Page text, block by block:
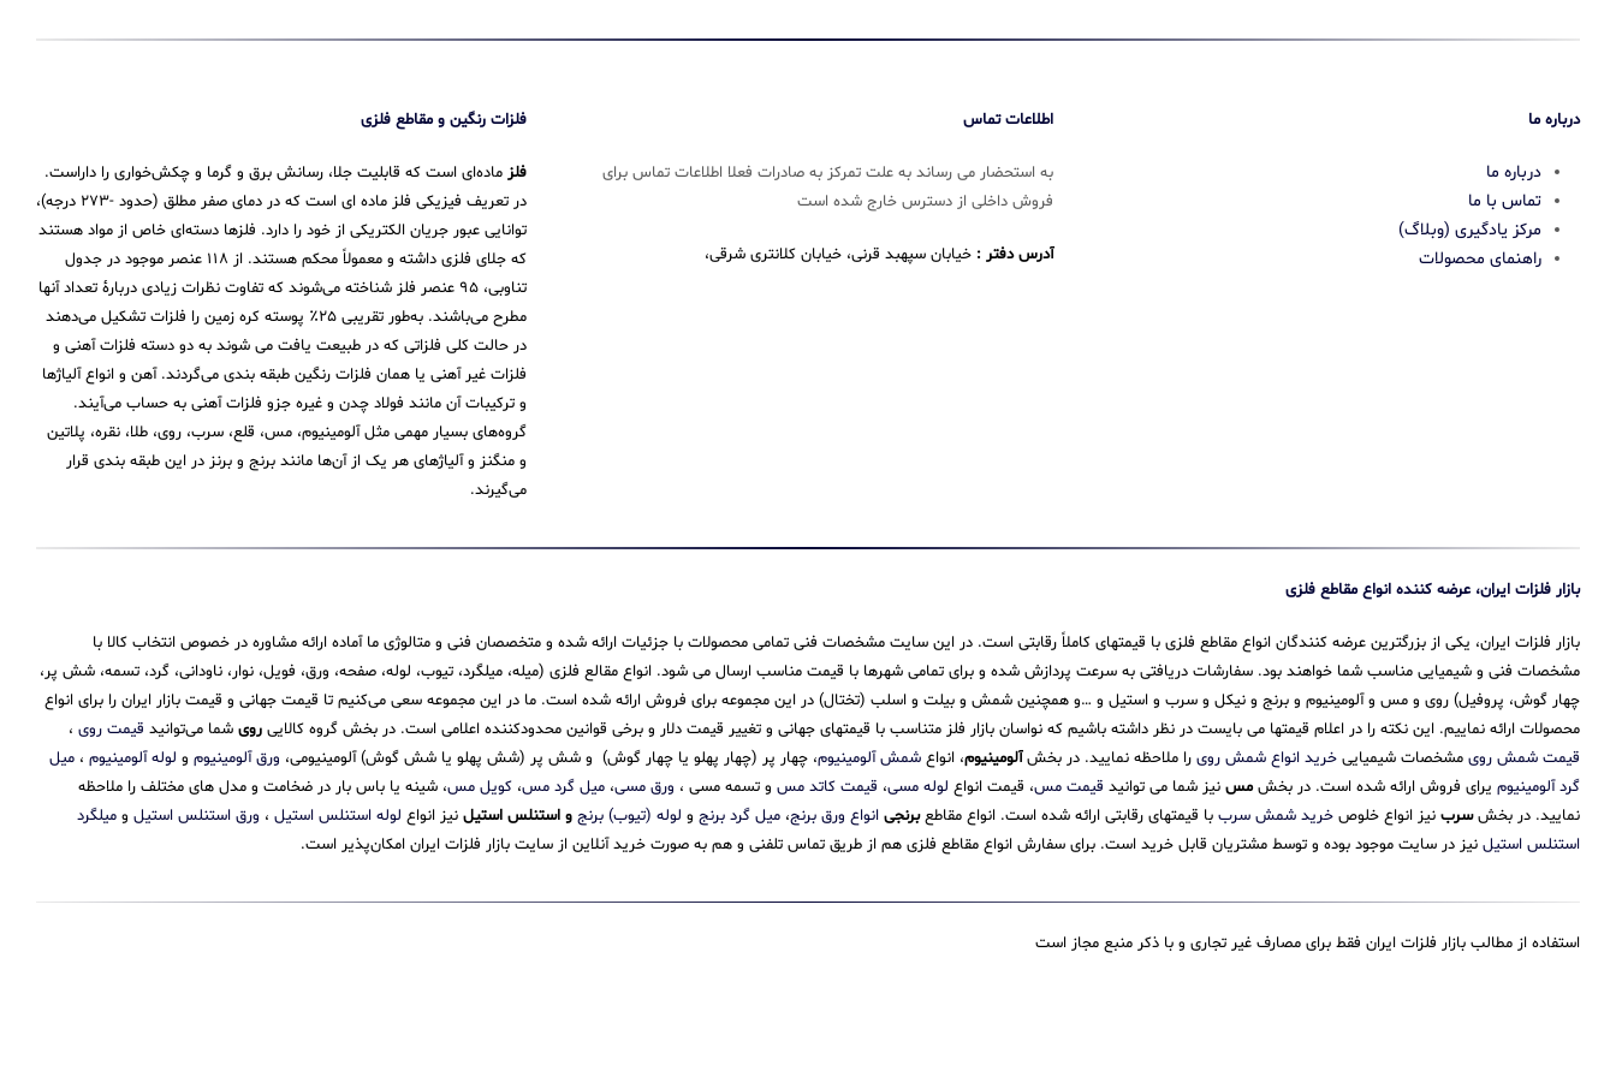
درباره ما
درباره ما
تماس با ما
مرکز یادگیری (وبلاگ)
راهنمای محصولات
اطلاعات تماس
به استحضار می رساند به علت تمرکز به صادرات فعلا اطلاعات تماس برای
فروش داخلی از دسترس خارج شده است
آدرس دفتر : خیابان سپهبد قرنی، خیابان کلانتری شرقی،
فلزات رنگین و مقاطع فلزی
فلز ماده‌ای است که قابلیت جلا، رسانش برق و گرما و چکش‌خواری را داراست.
در تعریف فیزیکی فلز ماده ای است که در دمای صفر مطلق (حدود -۲۷۳ درجه)،
توانایی عبور جریان الکتریکی از خود را دارد. فلزها دسته‌ای خاص از مواد هستند
که جلای فلزی داشته و معمولاً محکم هستند. از ۱۱۸ عنصر موجود در جدول
تناوبی، ۹۵ عنصر فلز شناخته می‌شوند که تفاوت نظرات زیادی دربارهٔ تعداد آنها
مطرح می‌باشند. به‌طور تقریبی ۲۵٪ پوسته کره زمین را فلزات تشکیل می‌دهند
در حالت کلی فلزاتی که در طبیعت یافت می شوند به دو دسته فلزات آهنی و
فلزات غیر آهنی یا همان فلزات رنگین طبقه بندی می‌گردند. آهن و انواع آلیاژها
و ترکیبات آن مانند فولاد چدن و غیره جزو فلزات آهنی به حساب می‌‌آیند.
گروه‌های بسیار مهمی مثل آلومینیوم، مس، قلع، سرب، روی، طلا، نقره، پلاتین
و منگنز و آلیاژهای هر یک از آن‌ها مانند برنج و برنز در این طبقه‌ بندی قرار
می‌‌گیرند.
بازار فلزات ایران، عرضه کننده انواع مقاطع فلزی
بازار فلزات ایران، یکی از بزرگترین عرضه کنندگان انواع مقاطع فلزی با قیمتهای کاملاً رقابتی است. در این سایت مشخصات فنی تمامی محصولات با جزئیات ارائه شده و متخصصان فنی و متالوژی ما آماده ارائه مشاوره در خصوص انتخاب کالا با
مشخصات فنی و شیمیایی مناسب شما خواهند بود. سفارشات دریافتی به سرعت پردازش شده و برای تمامی شهرها با قیمت مناسب ارسال می شود. انواع مقالع فلزی (میله، میلگرد، تیوب، لوله، صفحه، ورق، فویل، نوار، ناودانی، گرد، تسمه، شش پر،
چهار گوش، پروفیل) روی و مس و آلومینیوم و برنج و نیکل و سرب و استیل و …و همچنین شمش و بیلت و اسلب (تختال) در این مجموعه برای فروش ارائه شده است. ما در این مجموعه سعی می‌کنیم تا قیمت جهانی و قیمت بازار ایران را برای انواع
محصولات ارائه نماییم. این نکته را در اعلام قیمتها می بایست در نظر داشته باشیم که نواسان بازار فلز متناسب با قیمتهای جهانی و تغییر قیمت دلار و برخی قوانین محدودکننده اعلامی است. در بخش گروه کالایی روی شما می‌توانید قیمت روی ،
قیمت شمش روی مشخصات شیمیایی خرید انواع شمش روی را ملاحظه نمایید. در بخشآلومینیوم، انواع شمش آلومینیوم، چهار پر (چهار پهلو یا چهار گوش) و شش پر (شش پهلو یا شش گوش) آلومینیومی، ورق آلومینیوم و لوله آلومینیوم ، میل
گرد آلومینیوم یرای فروش ارائه شده است. در بخشمس نیز شما می توانید قیمت مس، قیمت انواع لوله مسی، قیمت کاتد مس و تسمه مسی ، ورق مسی، میل گرد مس، کویل مس، شینه یا باس بار در ضخامت و مدل های مختلف را ملاحظه
نمایید. در بخشسرب نیز انواع خلوص خرید شمش سرب با قیمتهای رقابتی ارائه شده است. انواع مقاطعبرنجی انواع ورق برنج، میل گرد برنج و لوله (تیوب) برنج و استنلس استیل نیز انواع لوله استنلس استیل ، ورق استنلس استیل و میلگرد
استنلس استیل نیز در سایت موجود بوده و توسط مشتریان قابل خرید است. برای سفارش انواع مقاطع فلزی هم از طریق تماس تلفنی و هم به صورت خرید آنلاین از سایت بازار فلزات ایران امکان‌پذیر است.
استفاده از مطالب بازار فلزات ایران فقط برای مصارف غیر تجاری و با ذکر منبع مجاز است